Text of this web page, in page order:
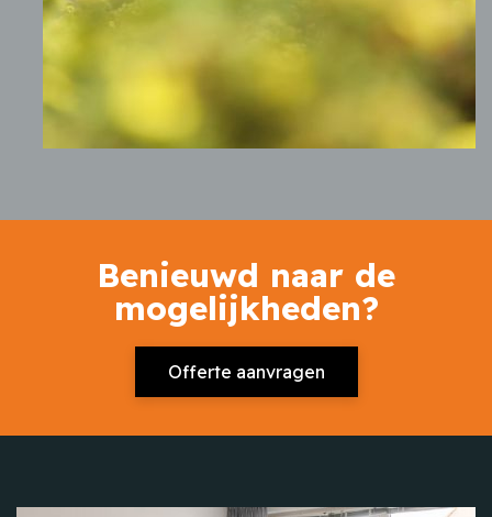
Benieuwd naar de
mogelijkheden?
Offerte aanvragen